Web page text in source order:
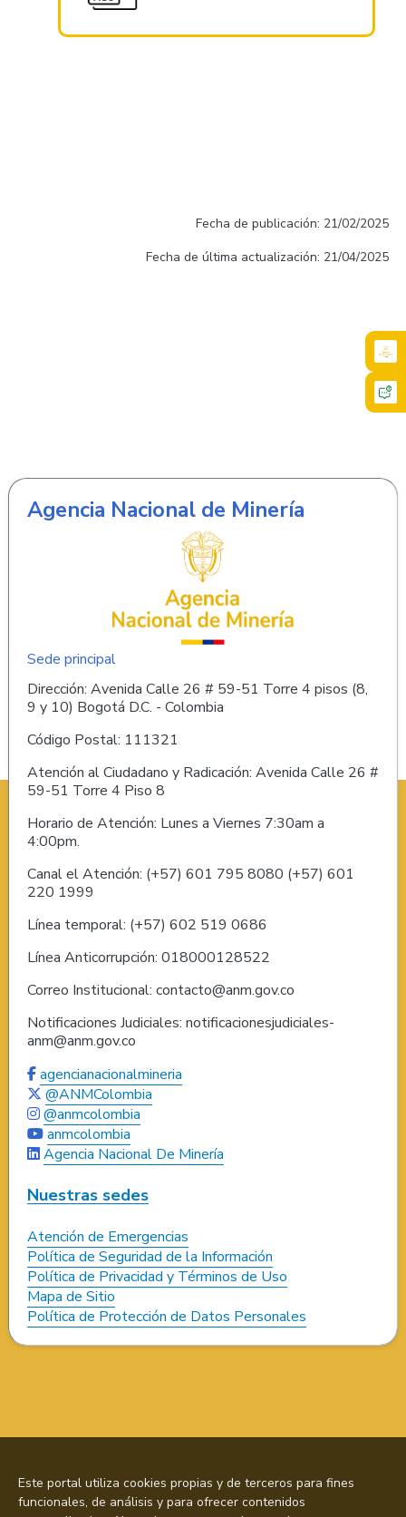
Fecha de publicación: 21/02/2025
Fecha de última actualización: 21/04/2025
Agencia Nacional de Minería
Sede principal
Dirección: Avenida Calle 26 # 59-51 Torre 4 pisos (8,
9 y 10) Bogotá D.C. - Colombia
Código Postal: 111321
Atención al Ciudadano y Radicación: Avenida Calle 26 #
59-51 Torre 4 Piso 8
Horario de Atención: Lunes a Viernes 7:30am a
4:00pm.
Canal el Atención: (+57) 601 795 8080 (+57) 601
220 1999
Línea temporal: (+57) 602 519 0686
Línea Anticorrupción: 018000128522
Correo Institucional: contacto@anm.gov.co
Notificaciones Judiciales: notificacionesjudiciales-
anm@anm.gov.co
agencianacionalmineria
@ANMColombia
@anmcolombia
anmcolombia
Agencia Nacional De Minería
Nuestras sedes
Atención de Emergencias
Política de Seguridad de la Información
Política de Privacidad y Términos de Uso
Mapa de Sitio
Política de Protección de Datos Personales
Este portal utiliza cookies propias y de terceros para fines
funcionales, de análisis y para ofrecer contenidos